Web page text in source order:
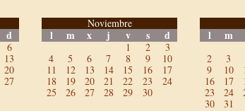
d
6
13
20
27
Noviembre
l m x j v s d
1 2
3
4
5 6 7 8 9
10
11
12 13 14 15 16
17
18
19 20 21 22 23
24
25
26 27 28 29 30
l m
2
3
9
10
16
17
23
24
30
31